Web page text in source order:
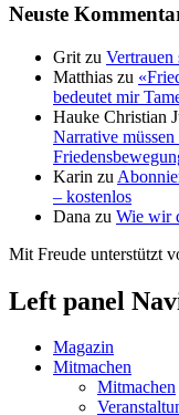
Neuste
Grit zu Vertrauen
Matthias zu
bedeutet mir
Hauke Christian
Narrative
Karin zu
– kostenlos
Dana zu Wie wir
Mit Freude unterstützt
Left panel
Magazin
Mitmachen
Mitmachen